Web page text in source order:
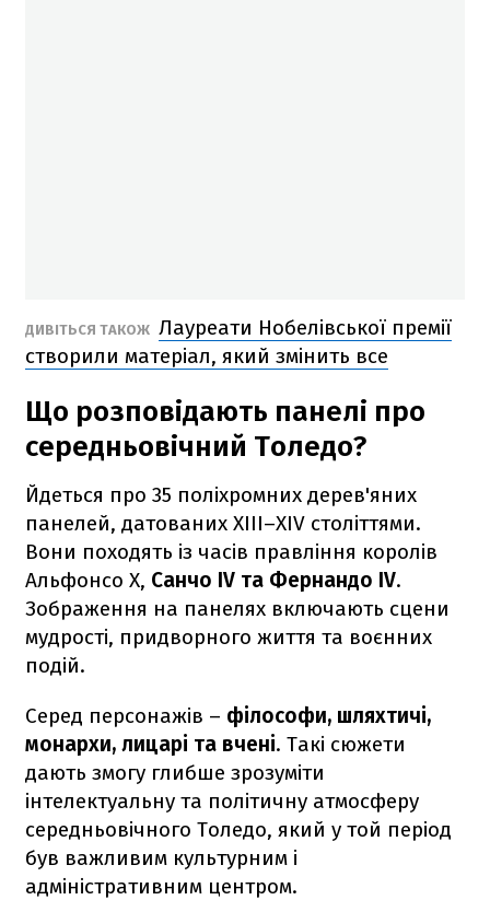
ДИВІТЬСЯ ТАКОЖ Лауреати Нобелівської премії
створили матеріал, який змінить все
Що розповідають панелі про
середньовічний Толедо?
Йдеться про 35 поліхромних дерев'яних
панелей, датованих XIII–XIV століттями.
Вони походять із часів правління королів
Альфонсо X, Санчо IV та Фернандо IV.
Зображення на панелях включають сцени
мудрості, придворного життя та воєнних
подій.
Серед персонажів – філософи, шляхтичі,
монархи, лицарі та вчені. Такі сюжети
дають змогу глибше зрозуміти
інтелектуальну та політичну атмосферу
середньовічного Толедо, який у той період
був важливим культурним і
адміністративним центром.